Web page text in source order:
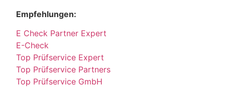
Empfehlungen:
E Check Partner Expert
E-Check
Top Prüfservice Expert
Top Prüfservice Partners
Top Prüfservice GmbH